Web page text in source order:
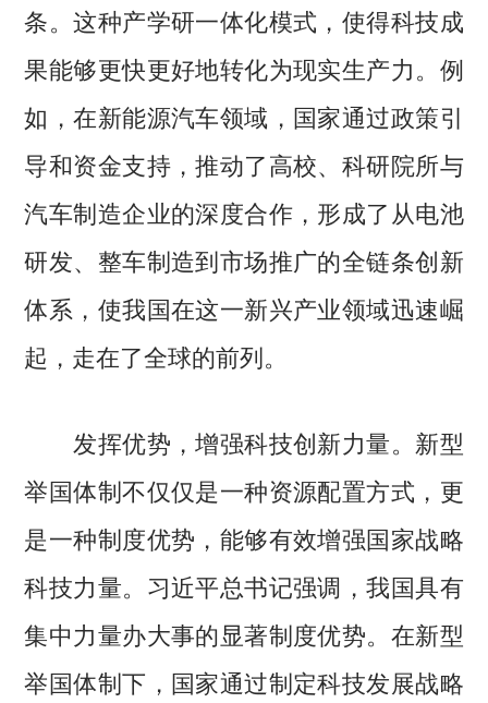
条。这种产学研一体化模式，使得科技成
果能够更快更好地转化为现实生产力。例
如，在新能源汽车领域，国家通过政策引
导和资金支持，推动了高校、科研院所与
汽车制造企业的深度合作，形成了从电池
研发、整车制造到市场推广的全链条创新
体系，使我国在这一新兴产业领域迅速崛
起，走在了全球的前列。
发挥优势，增强科技创新力量。新型
举国体制不仅仅是一种资源配置方式，更
是一种制度优势，能够有效增强国家战略
科技力量。习近平总书记强调，我国具有
集中力量办大事的显著制度优势。在新型
举国体制下，国家通过制定科技发展战略